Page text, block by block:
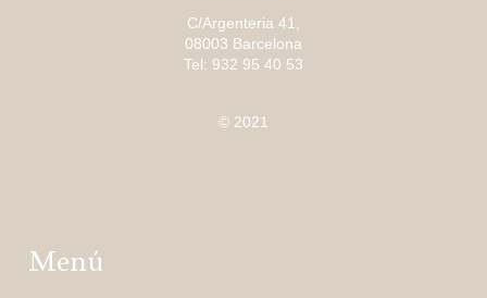
C/Argenteria 41,
08003 Barcelona
Tel: 932 95 40 53
© 2021
Menú